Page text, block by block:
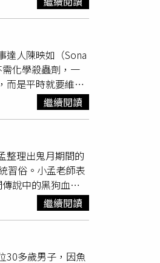
到「獵巫式」對
歉，最終裁定將
卻要工作長達13個
，並表示願意支
幫我帶上山了！突
還有能量飲、果
作造成她的斜方肌
原PO，讓她相當
藥物。（圖／翻攝
島，但離開之後
士山頂工作及攀登
能夠留下足跡，讓
達人陳映如（Sona
化學殺蟲劑，一
而是平時就要維護
可以躲藏繁殖的空
務必加蓋，防止蟑
環保又不會吸入
先，準備容器，將
並緊靠牆面放置於
Sona Queen的生
極難爬出，自己將
剩餘啤酒，試試這
繼續閱讀
整理出鬼月期間的
習俗。小孟老師表
說中的黑狗血，
肉粽因含有糯米，
外，鬼月也流傳不
期間特地前往屋
。另外，鬼月期
民俗說法吸引好兄
繼續閱讀
30多歲男子，因魚